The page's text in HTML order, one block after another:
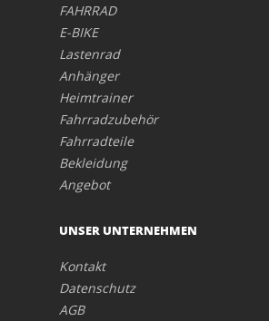
FAHRRAD
E-BIKE
Lastenrad
Anhänger
Heimtrainer
Fahrradzubehör
Fahrradteile
Bekleidung
Angebot
UNSER UNTERNEHMEN
Kontakt
Datenschutz
AGB